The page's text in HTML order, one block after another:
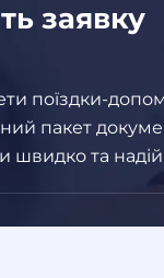
заявку
поїздки-
пакет
швидко та